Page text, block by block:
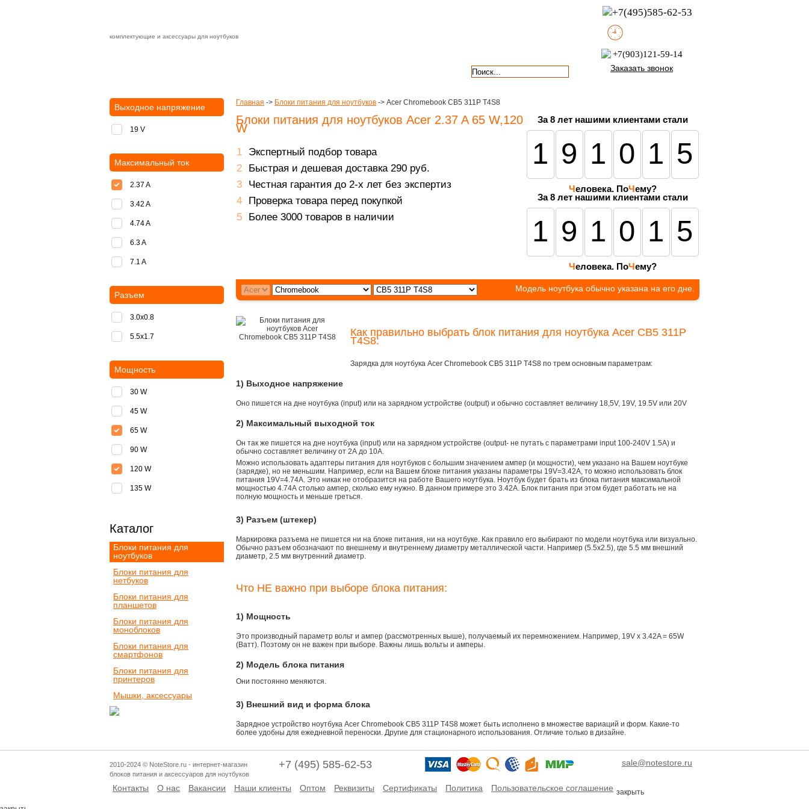
комплектующие и аксессуары для ноутбуков
+7(495)585-62-53
+7(903)121-59-14
Заказать звонок
Главная -> Блоки питания для ноутбуков -> Acer Chromebook CB5 311P T4S8
За8 лет нашими клиентами стали
191015
Человека. ПоЧему?
Блоки питания для ноутбуков Acer 2.37 A 65 W,120
W
Экспертный подбор товара
Быстрая и дешевая доставка 290 руб.
Честная гарантия до 2-х лет без экспертиз
Проверка товара перед покупкой
Более 3000 товаров в наличии
За 8 лет нашими клиентами стали
191015
Человека. ПоЧему?
Модель ноутбука обычно указана на его дне.
Как правильно выбрать блок питания для ноутбука Acer CB5 311P
T4S8:
Зарядка для ноутбука Acer Chromebook CB5 311P T4S8 по трем основным параметрам:
1) Выходное напряжение
Оно пишется на дне ноутбука (input) или на зарядном устройстве (output) и обычно составляет величину 18,5V, 19V, 19.5V или 20V
2) Максимальный выходной ток
Он так же пишется на дне ноутбука (input) или на зарядном устройстве (output- не путать с параметрами input 100-240V 1.5A) и
обычно составляет величину от 2А до 10A.
Можно использовать адаптеры питания для ноутбуков с большим значением ампер (и мощности), чем указано на Вашем ноутбуке
(зарядке), но не меньшим. Например, если на Вашем блоке питания указаны параметры 19V=3.42A, то можно использовать блок
питания 19V=4.74A. Это никак не отобразится на работе Вашего ноутбука. Ноутбук будет брать из блока питания максимальной
мощностью 4.74А столько ампер, сколько ему нужно. В данном примере это 3.42А. Блок питания при этом будет работать не на
полную мощность и меньше греться.
3) Разъем (штекер)
Маркировка разъема не пишется ни на блоке питания, ни на ноутбуке. Как правило его выбирают по модели ноутбука или визуально.
Обычно разъем обозначают по внешнему и внутреннему диаметру металлической части. Например (5.5x2.5), где 5.5 мм внешний
диаметр, 2.5 мм внутренний диаметр.
Что НЕ важно при выборе блока питания:
1) Мощность
Это производный параметр вольт и ампер (рассмотренных выше), получаемый их перемножением. Например, 19V x 3.42A = 65W
(Ватт). Поэтому он не важен при выборе. Важны лишь вольты и амперы.
2) Модель блока питания
Они постоянно меняются.
3) Внешний вид и форма блока
Зарядное устройство ноутбука Acer Chromebook CB5 311P T4S8 может быть исполнено в множестве вариаций и форм. Какие-то
более удобны для ежедневной переноски. Другие для стационарного использования. Отличие только в дизайне.
Выходное напряжение
19 V
Максимальный ток
2.37 A
3.42 A
4.74 A
6.3 A
7.1 A
Разъем
3.0x0.8
5.5х1.7
Мощность
30 W
45 W
65 W
90 W
120 W
135 W
Каталог
Блоки питания для
ноутбуков
Блоки питания для
нетбуков
Блоки питания для
планшетов
Блоки питания для
моноблоков
Блоки питания для
смартфонов
Блоки питания для
принтеров
Мышки, аксессуары
2010-2024 © NoteStore.ru - интернет-магазин
блоков питания и аксессуаров для ноутбуков
+7 (495) 585-62-53 sale@notestore.ru
Контакты О нас Вакансии Наши клиенты Оптом Реквизиты Сертификаты Политика Пользовательское соглашение закрыть